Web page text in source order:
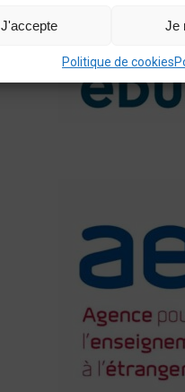
J'accepte Je
Politique de cookies